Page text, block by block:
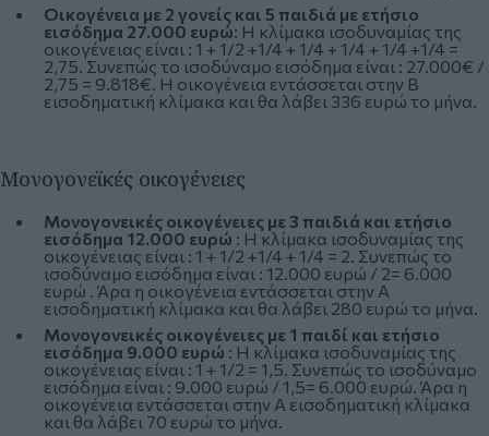
Οικογένεια με 2 γονείς και 5 παιδιά με ετήσιο
εισόδημα 27.000 ευρώ: Η κλίμακα ισοδυναμίας της
οικογένειας είναι : 1 + 1/2 +1/4 + 1/4 + 1/4 + 1/4 +1/4 =
2,75. Συνεπώς το ισοδύναμο εισόδημα είναι : 27.000€ /
2,75 = 9.818€. Η οικογένεια εντάσσεται στην Β
εισοδηματική κλίμακα και θα λάβει 336 ευρώ το μήνα.
Μονογονεϊκές οικογένειες
Μονογονεικές οικογένειες με 3 παιδιά και ετήσιο
εισόδημα 12.000 ευρώ : Η κλίμακα ισοδυναμίας της
οικογένειας είναι : 1 + 1/2 +1/4 + 1/4 = 2. Συνεπώς το
ισοδύναμο εισόδημα είναι : 12.000 ευρώ / 2= 6.000
ευρώ . Άρα η οικογένεια εντάσσεται στην Α
εισοδηματική κλίμακα και θα λάβει 280 ευρώ το μήνα.
Μονογονεικές οικογένειες με 1 παιδί και ετήσιο
εισόδημα 9.000 ευρώ : Η κλίμακα ισοδυναμίας της
οικογένειας είναι : 1 + 1/2 = 1,5. Συνεπώς το ισοδύναμο
εισόδημα είναι : 9.000 ευρώ / 1,5= 6.000 ευρώ. Άρα η
οικογένεια εντάσσεται στην Α εισοδηματική κλίμακα
και θα λάβει 70 ευρώ το μήνα.